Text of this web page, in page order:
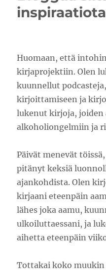
inspiraatiota
Huomaan, että
kirjaprojektiin. Olen
kuunnellut
kirjoittamiseen ja
lukenut kirjoja,
alkoholiongelmiin ja
Päivät menevät
pitänyt keksiä
ajankohdista. Olen
kirjaani eteenpäin
lähes joka aamu,
ulkoiluttaessani, ja
aihetta eteenpäin
Tottakai koko muukin